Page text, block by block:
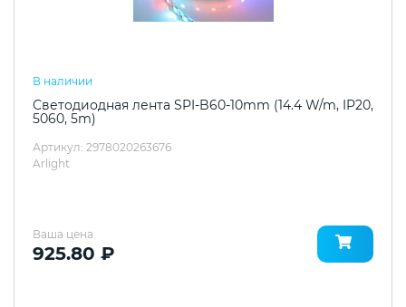
В наличии
Светодиодная лента SPI-B60-10mm (14.4 W/m, IP20,
5060, 5m)
Артикул: 2978020263676
Arlight
Ваша цена
925.80 ₽